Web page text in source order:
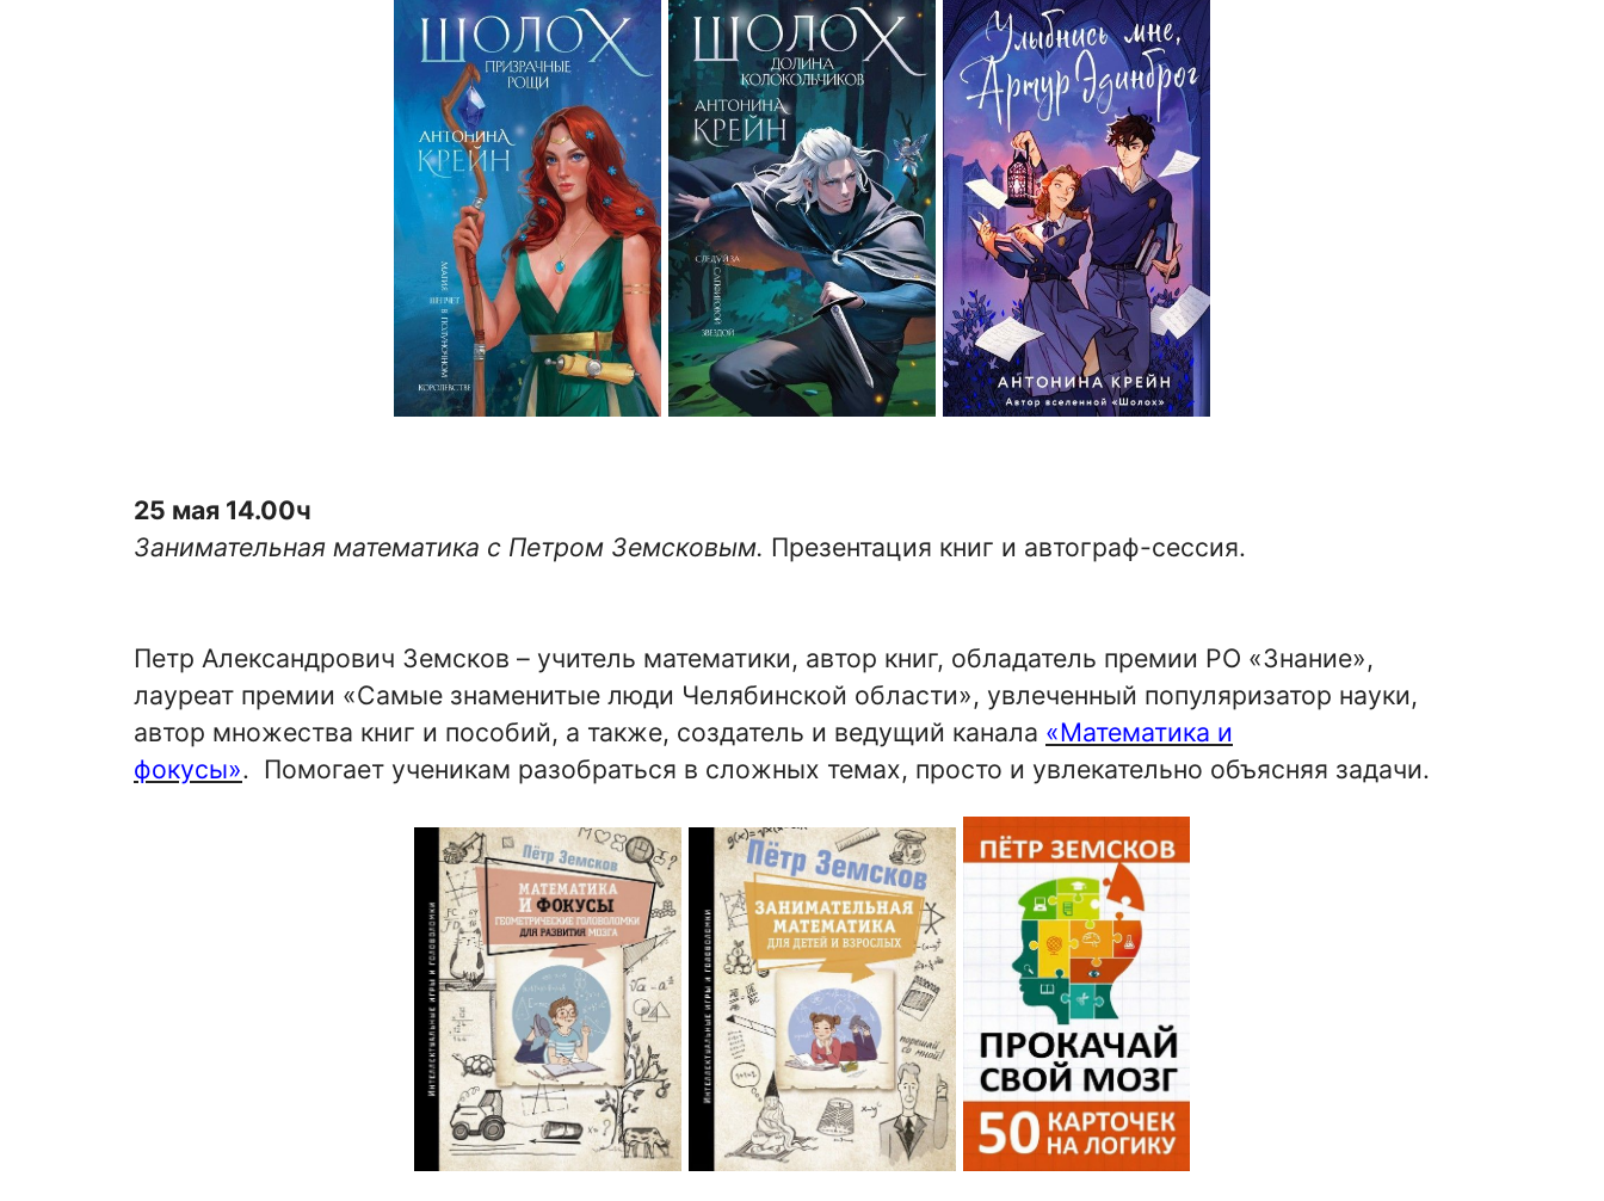
25 мая 14.00ч
Занимательная математика с Петром Земсковым. Презентация книг и автограф-сессия.
Петр Александрович Земсков – учитель математики, автор книг, обладатель премии РО «Знание»,
лауреат премии «Самые знаменитые люди Челябинской области», увлеченный популяризатор науки,
автор множества книг и пособий, а также, создатель и ведущий канала «Математика и
фокусы». Помогает ученикам разобраться в сложных темах, просто и увлекательно объясняя задачи.